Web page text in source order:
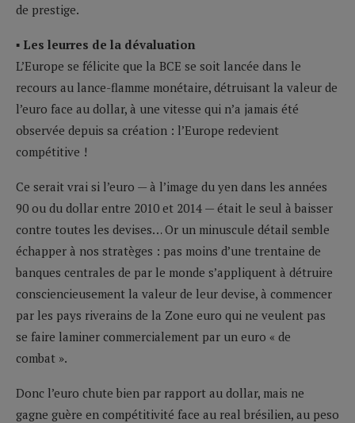
de prestige.
▪ Les leurres de la dévaluation
L’Europe se félicite que la BCE se soit lancée dans le
recours au lance-flamme monétaire, détruisant la valeur de
l’euro face au dollar, à une vitesse qui n’a jamais été
observée depuis sa création : l’Europe redevient
compétitive !
Ce serait vrai si l’euro — à l’image du yen dans les années
90 ou du dollar entre 2010 et 2014 — était le seul à baisser
contre toutes les devises… Or un minuscule détail semble
échapper à nos stratèges : pas moins d’une trentaine de
banques centrales de par le monde s’appliquent à détruire
consciencieusement la valeur de leur devise, à commencer
par les pays riverains de la Zone euro qui ne veulent pas
se faire laminer commercialement par un euro « de
combat ».
Donc l’euro chute bien par rapport au dollar, mais ne
gagne guère en compétitivité face au real brésilien, au peso